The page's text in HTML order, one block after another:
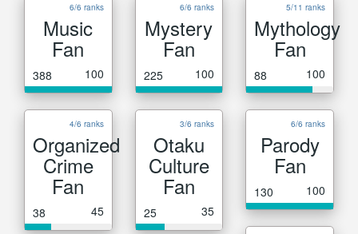
6/6 ranks
Music
Fan
388 100
6/6 ranks
Mystery
Fan
225 100
5/11 ranks
Mythology
Fan
88 100
4/6 ranks
Organized
Crime
Fan
38 45
3/6 ranks
Otaku
Culture
Fan
25 35
6/6 ranks
Parody
Fan
130 100